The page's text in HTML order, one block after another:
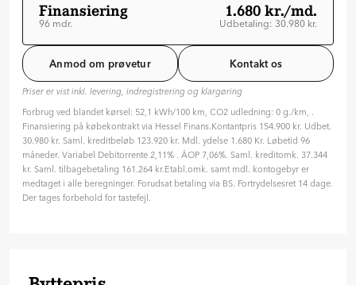
Finansiering
96 mdr.
1.680 kr./md.
Udbetaling: 30.980 kr.
Tilpas din aftale
Hvilken type rente ønsker du?
Variabel
Fast
Hvor længe skal finansieringen løbe? (måneder)
96 mdr. ( 8 år )
20%
Anmod om prøvetur Kontakt os
Priser er vist inkl. levering, indregistrering og klargøring
Forbrug ved blandet kørsel: 52,1 kWh/100 km, CO2 udledning: 0 g./km, .
Finansiering på købekontrakt via Hessel Finans.Kontantpris 154.900 kr. Udbet.
30.980 kr. Saml. kreditbeløb 123.920 kr. Mdl. ydelse 1.680 Kr. Løbetid 96
måneder. Variabel Debitorrente 2,11% . ÅOP 7,06%. Saml. kreditomk. 37.344
kr. Saml. tilbagebetaling 161.264 kr.Etabl.omk. samt mdl. kontogebyr er
medtaget i alle beregninger. Forudsat betaling via BS. Fortrydelsesret 14 dage.
Der tages forbehold for tastefejl.